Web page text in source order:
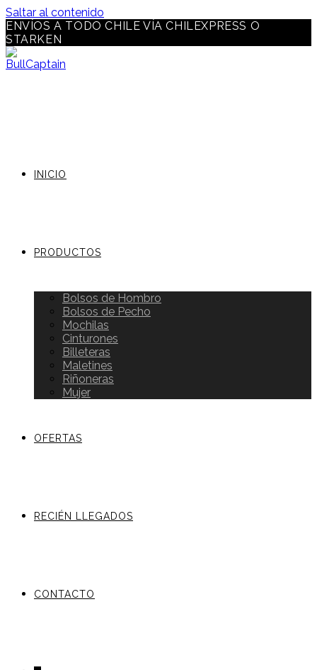
Saltar al contenido
ENVÍOS A TODO CHILE VÍA CHILEXPRESS O
STARKEN
INICIO
PRODUCTOS
Bolsos de Hombro
Bolsos de Pecho
Mochilas
Cinturones
Billeteras
Maletines
Riñoneras
Mujer
OFERTAS
RECIÉN LLEGADOS
CONTACTO